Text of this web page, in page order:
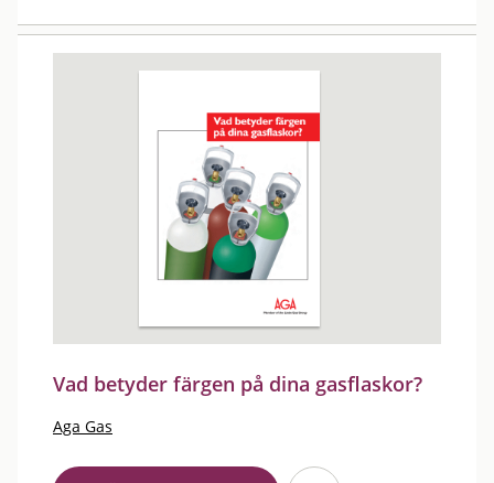
Vad betyder färgen på dina gasflaskor?
Aga Gas